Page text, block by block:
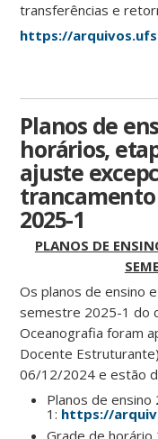
transferências e
https://
Planos de
horários,
ajuste
trancamento
2025-1
PLANOS DE
Os planos de ensino
semestre 2025-1 do
Oceanografia foram
Docente
06/12/2024 e estão
Planos de ensino
1: https://